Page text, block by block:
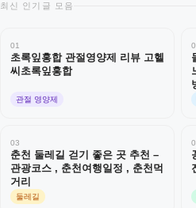
최신 인기글 모음
01
초록잎홍합 관절영양제 리뷰 고헬
씨초록잎홍합
관절 영양제
03
춘천 둘레길 걷기 좋은 곳 추천 –
관광코스 , 춘천여행일정 , 춘천먹
거리
둘레길